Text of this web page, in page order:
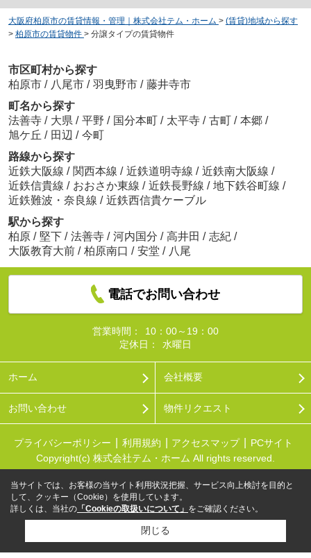
大阪府柏原市の賃貸情報・管理｜株式会社テム・ホーム > (賃貸)地域から探す
> 柏原市の賃貸物件 > 分譲タイプの賃貸物件
市区町村から探す
柏原市 / 八尾市 / 羽曳野市 / 藤井寺市
町名から探す
法善寺 / 大県 / 平野 / 国分本町 / 太平寺 / 古町 / 本郷 /
旭ケ丘 / 田辺 / 今町
路線から探す
近鉄大阪線 / 関西本線 / 近鉄道明寺線 / 近鉄南大阪線 /
近鉄信貴線 / おおさか東線 / 近鉄長野線 / 地下鉄谷町線 /
近鉄難波・奈良線 / 近鉄西信貴ケーブル
駅から探す
柏原 / 堅下 / 法善寺 / 河内国分 / 高井田 / 志紀 /
大阪教育大前 / 柏原南口 / 安堂 / 八尾
電話でお問い合わせ
営業時間：
10：00～19：00
定休日：
水曜日
ホーム 会社概要
お問い合わせ 物件リクエスト
プライバシーポリシー 利用規約 アクセスマップ
PCサイト
Copyright(c) 株式会社テム・ホーム All rights reserved.
当サイトでは、お客様の当サイト利用状況把握、サービス向上検討を目的と
して、クッキー（Cookie）を使用しています。
詳しくは、当社の 「Cookieの取扱いについて」 をご確認ください。
閉じる